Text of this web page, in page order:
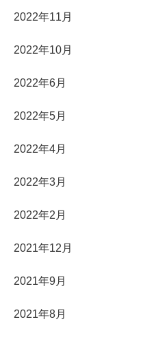
2022年11月
2022年10月
2022年6月
2022年5月
2022年4月
2022年3月
2022年2月
2021年12月
2021年9月
2021年8月